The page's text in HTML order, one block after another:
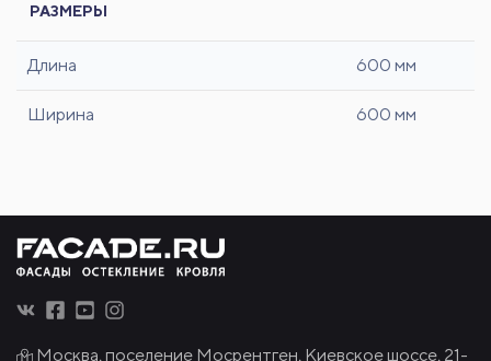
РАЗМЕРЫ
Длина 600 мм
Ширина 600 мм
Москва, поселение Мосрентген, Киевское шоссе, 21-